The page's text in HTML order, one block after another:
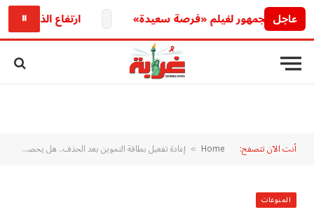
عاجل
الجمهور لفيلم «فرصة سعيدة» ارتفاع الذهب ⏸
أنت الآن تتصفح: Home
» إعادة تفعيل بطاقة التموين بعد الحذف.. هل يحصل المحذوف على تعويض
المنوعات